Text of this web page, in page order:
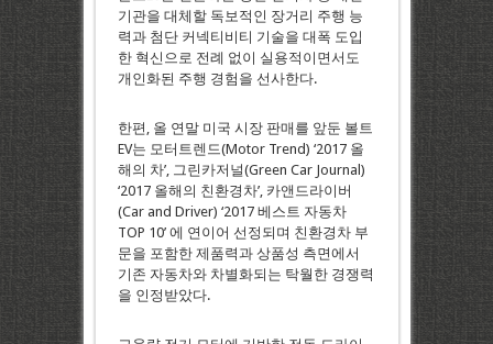
기관을 대체할 독보적인 장거리 주행 능
력과 첨단 커넥티비티 기술을 대폭 도입
한 혁신으로 전례 없이 실용적이면서도
개인화된 주행 경험을 선사한다.
한편, 올 연말 미국 시장 판매를 앞둔 볼트
EV는 모터트렌드(Motor Trend) ‘2017 올
해의 차’, 그린카저널(Green Car Journal)
‘2017 올해의 친환경차’, 카앤드라이버
(Car and Driver) ‘2017 베스트 자동차
TOP 10’ 에 연이어 선정되며 친환경차 부
문을 포함한 제품력과 상품성 측면에서
기존 자동차와 차별화되는 탁월한 경쟁력
을 인정받았다.